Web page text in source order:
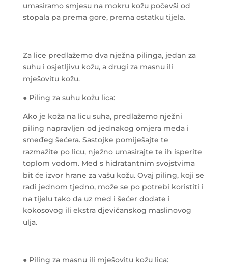
umasiramo smjesu na mokru kožu počevši od
stopala pa prema gore, prema ostatku tijela.
Za lice predlažemo dva nježna pilinga, jedan za
suhu i osjetljivu kožu, a drugi za masnu ili
mješovitu kožu.
● Piling za suhu kožu lica:
Ako je koža na licu suha, predlažemo nježni
piling napravljen od jednakog omjera meda i
smeđeg šećera. Sastojke pomiješajte te
razmažite po licu, nježno umasirajte te ih isperite
toplom vodom. Med s hidratantnim svojstvima
bit će izvor hrane za vašu kožu. Ovaj piling, koji se
radi jednom tjedno, može se po potrebi koristiti i
na tijelu tako da uz med i šećer dodate i
kokosovog ili ekstra djevičanskog maslinovog
ulja.
● Piling za masnu ili mješovitu kožu lica: